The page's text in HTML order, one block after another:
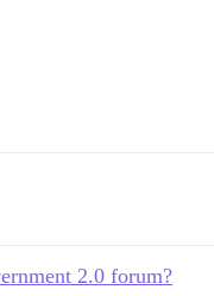
2.0 forum?